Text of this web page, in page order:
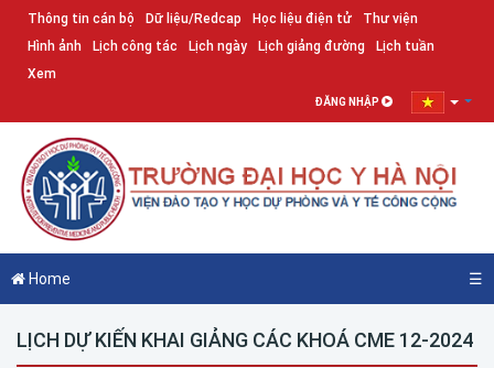
Thông tin cán bộ Dữ liệu/Redcap Học liệu điện tử
Thư viện
Hình ảnh
Lịch công tác Lịch ngày Lịch giảng đường
Lịch tuần
Xem
ĐĂNG NHẬP
Home ☰
LỊCH DỰ KIẾN KHAI GIẢNG CÁC KHOÁ CME 12-2024